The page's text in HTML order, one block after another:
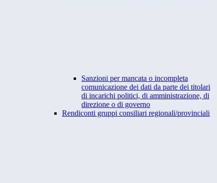
Sanzioni per mancata o incompleta
comunicazione dei dati da parte dei titolari
di incarichi politici, di amministrazione, di
direzione o di governo
Rendiconti gruppi consiliari regionali/provinciali